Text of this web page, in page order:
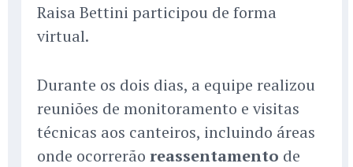
Raisa Bettini participou de forma
virtual.
Durante os dois dias, a equipe realizou
reuniões de monitoramento e visitas
técnicas aos canteiros, incluindo áreas
onde ocorrerão reassentamento de